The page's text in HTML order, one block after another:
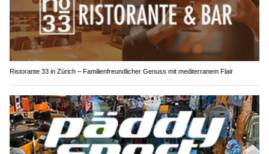
Ristorante 33 in Zürich – Familienfreundlicher Genuss mit mediterranem Flair